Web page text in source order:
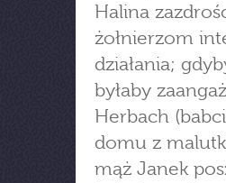
Halina
żołnierzom
działania;
byłaby
Herbach
domu z
mąż Janek